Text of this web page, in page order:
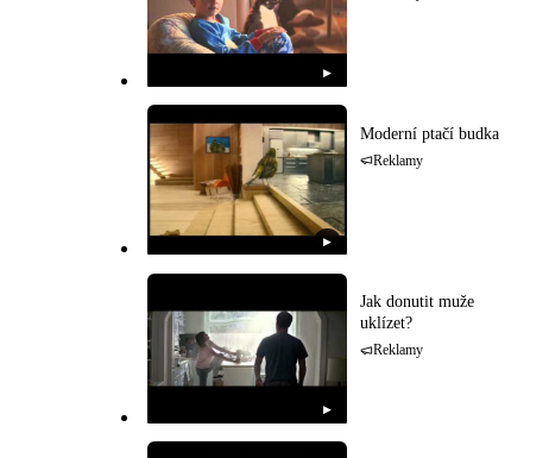
▶
▶
Moderní ptačí budka
Reklamy
▶
Jak donutit muže
uklízet?
Reklamy